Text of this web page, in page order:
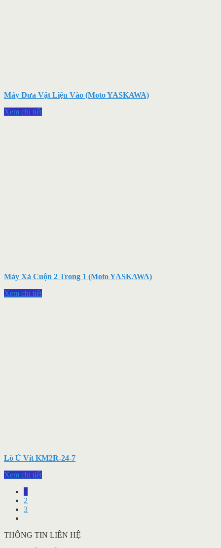
Máy Đưa Vật Liệu Vào (Moto YASKAWA)
Xem chi tiết
Máy Xả Cuộn 2 Trong 1 (Moto YASKAWA)
Xem chi tiết
Lò Ủ Vít KM2R-24-7
Xem chi tiết
1
2
3
THÔNG TIN LIÊN HỆ